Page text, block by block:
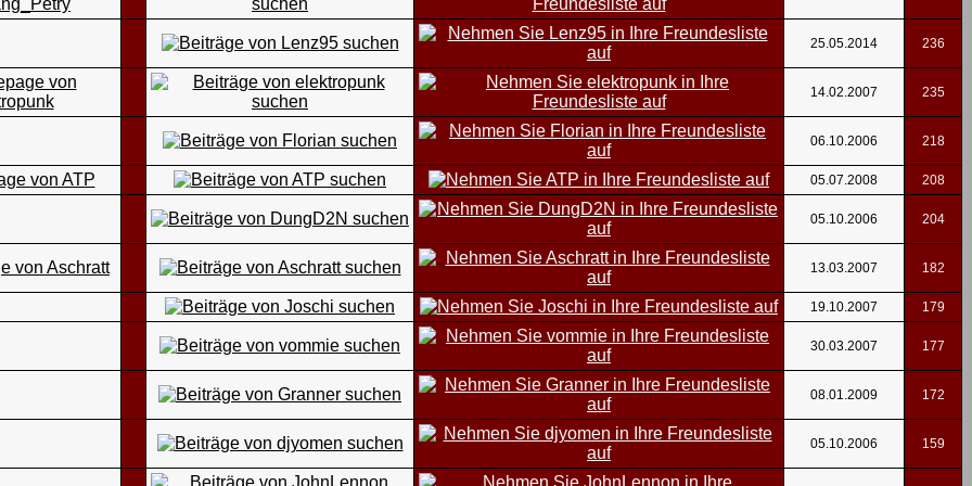
25.05.2014 236
14.02.2007 235
06.10.2006 218
05.07.2008 208
05.10.2006 204
13.03.2007 182
19.10.2007 179
30.03.2007 177
08.01.2009 172
05.10.2006 159